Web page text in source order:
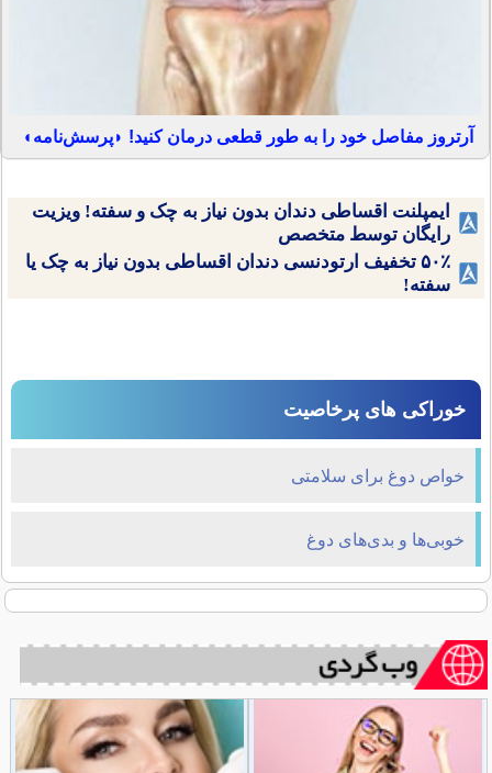
آرتروز مفاصل خود را به طور قطعی درمان کنید! ◗پرسش‌نامه◖
ایمپلنت اقساطی دندان بدون نیاز به چک و سفته! ویزیت
رایگان توسط متخصص
۵۰٪ تخفیف ارتودنسی دندان اقساطی بدون نیاز به چک یا
سفته!
خوراکی های پرخاصیت
خواص دوغ برای سلامتی
خوبی‌ها و بدی‌های دوغ